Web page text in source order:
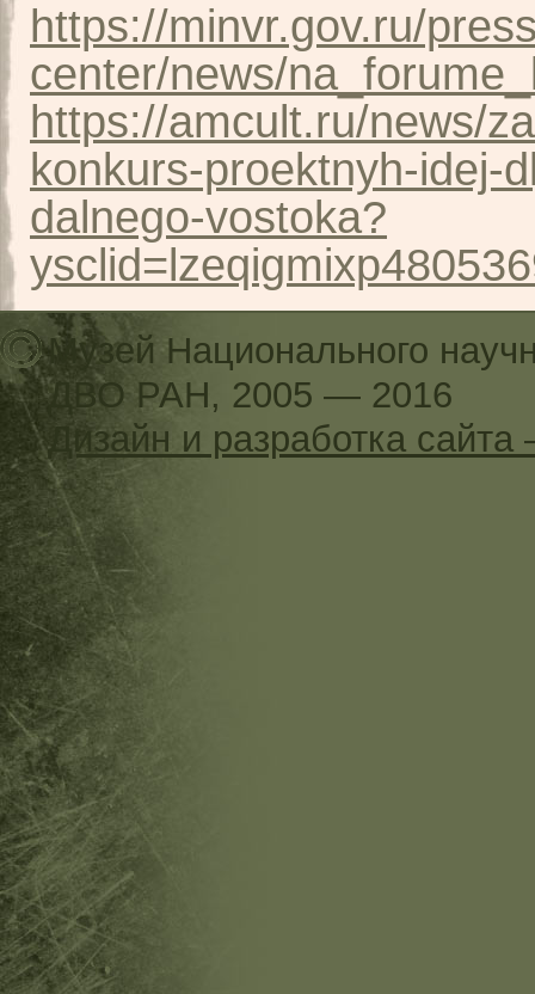
https://minvr.gov.ru/
center/news/
https://amcult.ru/news/
konkurs-proektnyh-idej-
dalnego-vostoka?
Музей Национального
ДВО РАН, 2005 — 2016
Дизайн и разработка